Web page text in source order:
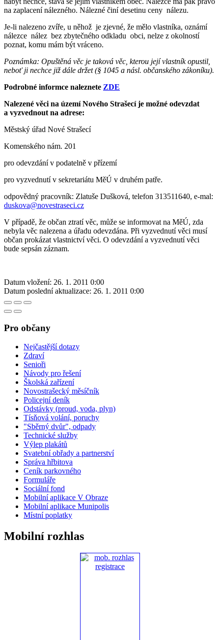
na zaplacení nálezného. Nálezné činí desetinu ceny nálezu.
Je-li nalezeno zvíře, u něhož je zjevné, že mělo vlastníka, oznámí
nálezce nález bez zbytečného odkladu obci, nelze z okolností
poznat, komu mám být vráceno.
Poznámka: Opuštěná věc je taková věc, kterou její vlastník opustil,
neboť ji nechce již dále držet (§ 1045 a násl. občanského zákoníku).
Podrobné informce naleznete ZDE
Nalezené věci na území Nového Strašecí je možné odevzdat
a vyzvednout na adrese:
Městský úřad Nové Strašecí
Komenského nám. 201
pro odevzdání v podatelně v přízemí
pro vyzvednutí v sekretariátu MěÚ v druhém patře.
odpovědný pracovník: Zlatuše Dušková, telefon 313511640, e-mal:
duskova@novestraseci.cz
V případě, že občan ztratí věc, může se informovat na MěÚ, zda
nebyla věc nalezena a úřadu odevzdána. Při vyzvednutí věci musí
občan prokázat vlastnictví věci. O odevzdání a vyzvednutí věci
bude sepsán záznam.
Datum vložení: 26. 1. 2011 0:00
Datum poslední aktualizace: 26. 1. 2011 0:00
Pro občany
Nejčastější dotazy
Zdraví
Senioři
Návody pro řešení
Školská zařízení
Novostrašecký měsíčník
Policejní deník
Odstávky (proud, voda, plyn)
Tísňová volání, poruchy
"Sběrný dvůr", odpady
Technické služby
Výlep plakátů
Svatební obřady a partnerství
Správa hřbitova
Ceník parkovného
Formuláře
Sociální fond
Mobilní aplikace V Obraze
Mobilní aplikace Munipolis
Místní poplatky
Mobilní rozhlas